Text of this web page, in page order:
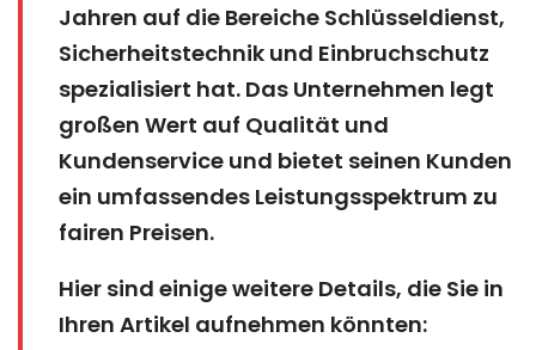
Jahren auf die Bereiche Schlüsseldienst,
Sicherheitstechnik und Einbruchschutz
spezialisiert hat. Das Unternehmen legt
großen Wert auf Qualität und
Kundenservice und bietet seinen Kunden
ein umfassendes Leistungsspektrum zu
fairen Preisen.
Hier sind einige weitere Details, die Sie in
Ihren Artikel aufnehmen könnten: